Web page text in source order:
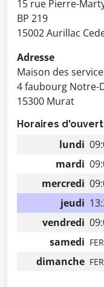
15 rue Pierre-
BP 219
15002 Aurillac
Adresse
Maison des
4 faubourg Notre-
15300 Murat
Horaires
lundi
mardi
mercredi
jeudi
vendredi
samedi
dimanche